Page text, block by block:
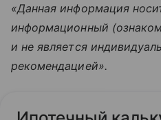
«Данная информация
информационный
и не является
рекомендацией».